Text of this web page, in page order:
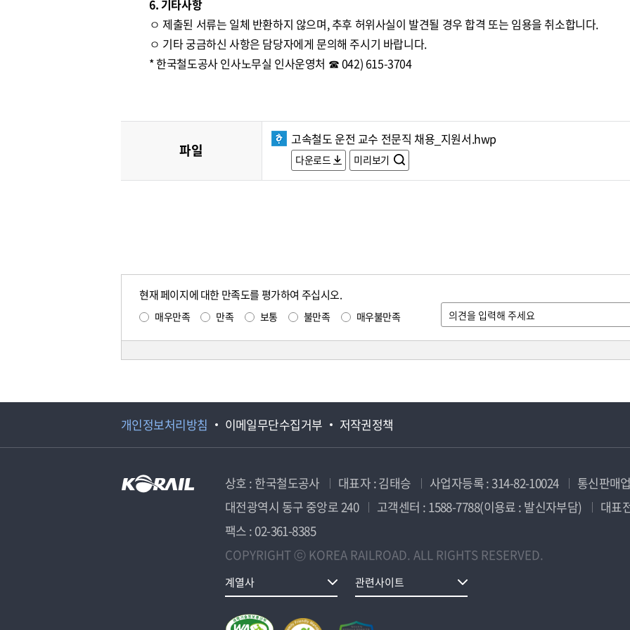
6. 기타사항
ㅇ 제출된 서류는 일체 반환하지 않으며, 추후 허위사실이 발견될 경우 합격 또는 임용을 취소합니다.
ㅇ 기타 궁금하신 사항은 담당자에게 문의해 주시기 바랍니다.
* 한국철도공사 인사노무실 인사운영처 ☎ 042) 615-3704
파일
고속철도 운전 교수 전문직 채용_지원서.hwp
다운로드 미리보기
현재 페이지에 대한 만족도를 평가하여 주십시오.
매우만족 만족 보통 불만족 매우불만족
개인정보처리방침 이메일무단수집거부 저작권정책
상호 : 한국철도공사 대표자 : 김태승 사업자등록 : 314-82-10024
통신판매
대전광역시 동구 중앙로 240
고객센터 : 1588-7788(이용료 : 발신자부담)
대표
팩스 : 02-361-8385
COPYRIGHT ⓒ KOREA RAILROAD. ALL RIGHTS RESERVED.
계열사 관련사이트